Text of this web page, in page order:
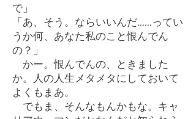
で」
「あ、そう。ならいいんだ……ってい
うか何、あなた私のこと恨んでん
の？」
かー。恨んでんの、ときました
か。人の人生メタメタにしておいて
よくもまあ。
でもま、そんなもんかもな。キャ